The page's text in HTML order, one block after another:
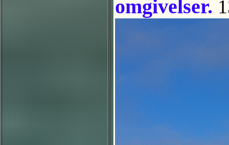
omgivelser.